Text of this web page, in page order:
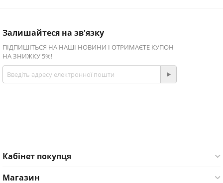
Залишайтеся на зв'язку
ПІДПИШІТЬСЯ НА НАШІ НОВИНИ І ОТРИМАЄТЕ КУПОН
НА ЗНИЖКУ 5%!
Кабінет покупця
Магазин